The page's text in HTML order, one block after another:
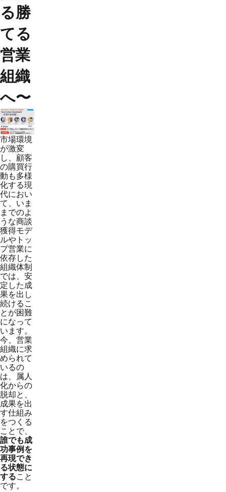
る勝
てる
営業
組織
へ〜
市場環境
が激変
し、顧客
の購買行
動も多様
化する現
代におい
て、いま
までのよ
うな商談
獲得モデ
ルやトッ
プ営業に
依存した
組織体制
では、安
定した成
果を出し
続けるこ
とが困難
になって
います。
今、営業
組織に求
められて
いるの
は、属人
化からの
脱却と、
成果を出
す仕組み
をつくる
ことで、
誰でも成
功事例を
再現でき
る状態に
すること
です。